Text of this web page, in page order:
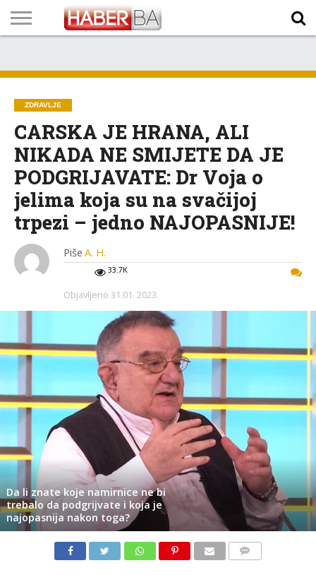
TECH
PROGRAM
PROGNOZA
PUTEVIMA
LISTA
NAMA
ZDRAVLJE
CARSKA JE HRANA, ALI
NIKADA NE SMIJETE DA JE
PODGRIJAVATE: Dr Voja o
jelima koja su na svačijoj
trpezi – jedno NAJOPASNIJE!
Piše A. H.
33.7K
Objavljeno 31.01. 2023.
Da li znate koje namirnice ne bi
trebalo da podgrijvate i koja je
najopasnija nakon toga?